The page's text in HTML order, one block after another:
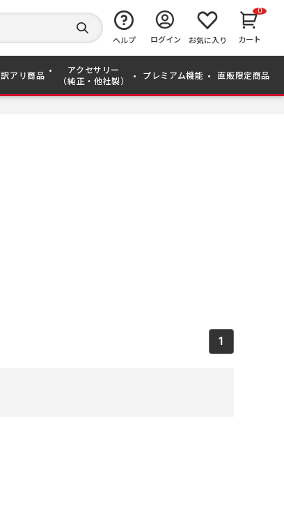
か
ら
検
索
す
る
ヘルプ ログイン お気に入り
0
カート
訳アリ商品
アクセサリー
（純正・他社製）
プレミアム機能 直販限定商品
1